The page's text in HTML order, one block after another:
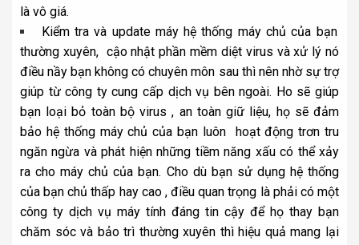
là vô giá.
Kiểm tra và update máyhệ thống máy chủ của bạn
thường xuyên, cậo nhật phần mềm diệt virus và xử lý nó
điều nầy bạn không có chuyên môn sau thì nên nhờ sự trợ
giúp từ công ty cung cấp dịch vụ bên ngoài. Ho sẽ giúp
bạn loại bỏ toàn bộ virus , an toàn giữ liệu, họ sẽ đảm
bảo hệ thống máy chủ của bạn luôn hoạt động trơn tru
ngăn ngừa và phát hiện những tiềm năng xấu có thể xảy
ra cho máy chủ của bạn. Cho dù bạn sử dụng hệ thống
của bạn chủ thấp hay cao , điều quan trọng là phải có một
công ty dịch vụ máy tính đáng tin cậy để họ thay bạn
chăm sóc và bảo trì thường xuyên thì hiệu quả mang lại